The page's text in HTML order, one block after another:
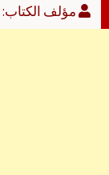
مؤلف الكتاب: